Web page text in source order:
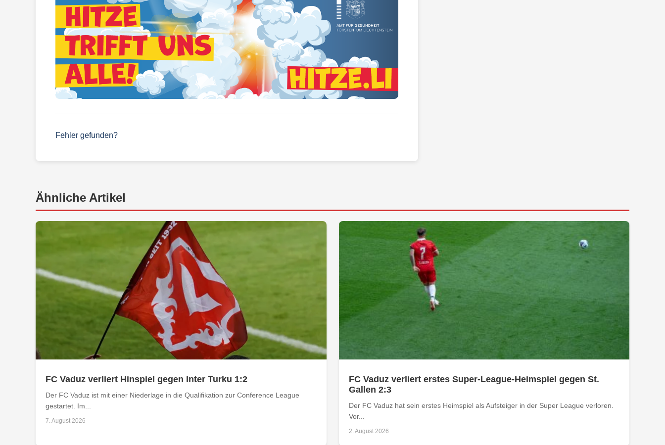
Fehler gefunden?
Ähnliche Artikel
FC Vaduz verliert Hinspiel gegen Inter Turku 1:2
Der FC Vaduz ist mit einer Niederlage in die Qualifikation zur Conference League
gestartet. Im...
7. August 2026
FC Vaduz verliert erstes Super-League-Heimspiel gegen St.
Gallen 2:3
Der FC Vaduz hat sein erstes Heimspiel als Aufsteiger in der Super League verloren.
Vor...
2. August 2026